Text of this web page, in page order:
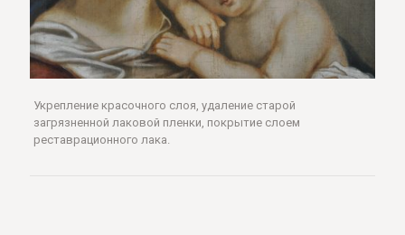
Укрепление красочного слоя, удаление старой
загрязненной лаковой пленки, покрытие слоем
реставрационного лака.